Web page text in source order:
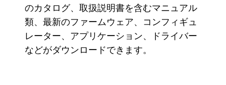
のカタログ、取扱説明書を含むマニュアル
類、最新のファームウェア、コンフィギュ
レーター、アプリケーション、ドライバー
などがダウンロードできます。